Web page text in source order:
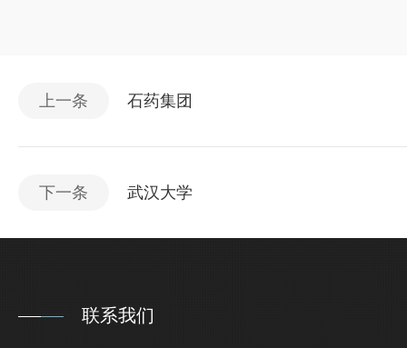
上一条 石药集团
下一条 武汉大学
联系我们